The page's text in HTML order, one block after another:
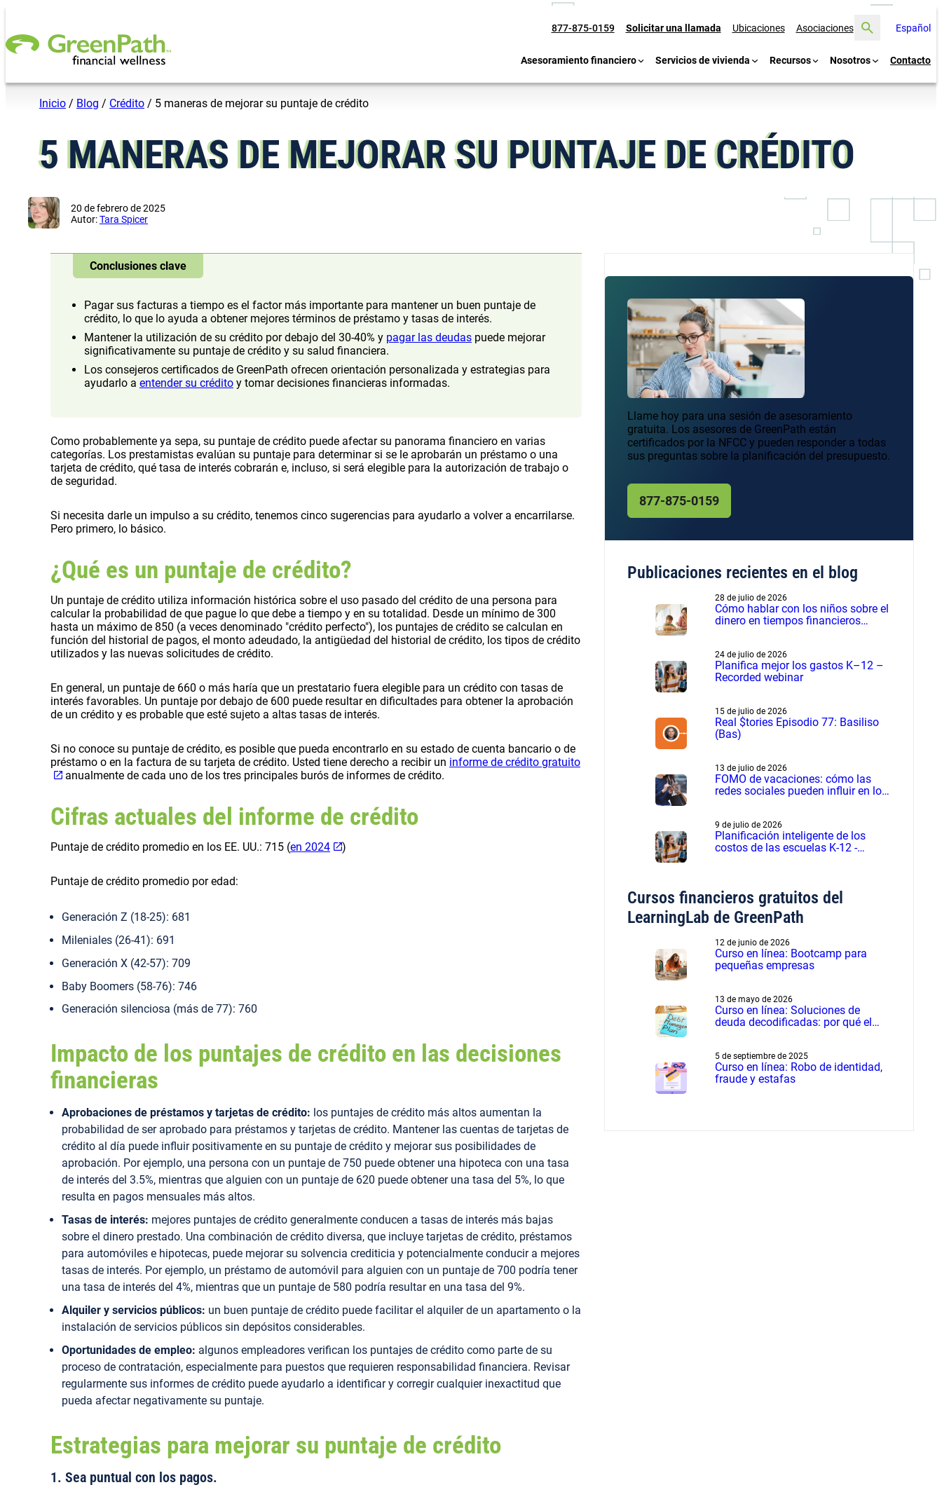
Español
877-875-0159 Solicitar una llamada Ubicaciones Asociaciones
Buscar
Asesoramiento financiero Servicios de vivienda Recursos Nosotros Contacto
Inicio / Blog / Crédito / 5 maneras de mejorar su puntaje de crédito
5 MANERAS DE MEJORAR SU PUNTAJE DE CRÉDITO
20 de febrero de 2025
Autor:Tara Spicer
Conclusiones clave
Pagar sus facturas a tiempo es el factor más importante para mantener un buen puntaje de
crédito, lo que lo ayuda a obtener mejores términos de préstamo y tasas de interés.
Mantener la utilización de su crédito por debajo del 30-40% y pagar las deudas puede mejorar
significativamente su puntaje de crédito y su salud financiera.
Los consejeros certificados de GreenPath ofrecen orientación personalizada y estrategias para
ayudarlo a entender su crédito y tomar decisiones financieras informadas.
Como probablemente ya sepa, su puntaje de crédito puede afectar su panorama financiero en varias
categorías. Los prestamistas evalúan su puntaje para determinar si se le aprobarán un préstamo o una
tarjeta de crédito, qué tasa de interés cobrarán e, incluso, si será elegible para la autorización de trabajo o
de seguridad.
Si necesita darle un impulso a su crédito, tenemos cinco sugerencias para ayudarlo a volver a encarrilarse.
Pero primero, lo básico.
¿Qué es un puntaje de crédito?
Un puntaje de crédito utiliza información histórica sobre el uso pasado del crédito de una persona para
calcular la probabilidad de que pague lo que debe a tiempo y en su totalidad. Desde un mínimo de 300
hasta un máximo de 850 (a veces denominado "crédito perfecto"), los puntajes de crédito se calculan en
función del historial de pagos, el monto adeudado, la antigüedad del historial de crédito, los tipos de crédito
utilizados y las nuevas solicitudes de crédito.
En general, un puntaje de 660 o más haría que un prestatario fuera elegible para un crédito con tasas de
interés favorables. Un puntaje por debajo de 600 puede resultar en dificultades para obtener la aprobación
de un crédito y es probable que esté sujeto a altas tasas de interés.
Si no conoce su puntaje de crédito, es posible que pueda encontrarlo en su estado de cuenta bancario o de
préstamo o en la factura de su tarjeta de crédito. Usted tiene derecho a recibir un informe de crédito gratuito
anualmente de cada uno de los tres principales burós de informes de crédito.
Cifras actuales del informe de crédito
Puntaje de crédito promedio en los EE. UU.: 715 (en 2024 )
Puntaje de crédito promedio por edad:
Generación Z (18-25): 681
Mileniales (26-41): 691
Generación X (42-57): 709
Baby Boomers (58-76): 746
Generación silenciosa (más de 77): 760
Impacto de los puntajes de crédito en las decisiones
financieras
Aprobaciones de préstamos y tarjetas de crédito: los puntajes de crédito más altos aumentan la
probabilidad de ser aprobado para préstamos y tarjetas de crédito. Mantener las cuentas de tarjetas de
crédito al día puede influir positivamente en su puntaje de crédito y mejorar sus posibilidades de
aprobación. Por ejemplo, una persona con un puntaje de 750 puede obtener una hipoteca con una tasa
de interés del 3.5%, mientras que alguien con un puntaje de 620 puede obtener una tasa del 5%, lo que
resulta en pagos mensuales más altos.
Tasas de interés: mejores puntajes de crédito generalmente conducen a tasas de interés más bajas
sobre el dinero prestado. Una combinación de crédito diversa, que incluye tarjetas de crédito, préstamos
para automóviles e hipotecas, puede mejorar su solvencia crediticia y potencialmente conducir a mejores
tasas de interés. Por ejemplo, un préstamo de automóvil para alguien con un puntaje de 700 podría tener
una tasa de interés del 4%, mientras que un puntaje de 580 podría resultar en una tasa del 9%.
Alquiler y servicios públicos: un buen puntaje de crédito puede facilitar el alquiler de un apartamento o la
instalación de servicios públicos sin depósitos considerables.
Oportunidades de empleo: algunos empleadores verifican los puntajes de crédito como parte de su
proceso de contratación, especialmente para puestos que requieren responsabilidad financiera. Revisar
regularmente sus informes de crédito puede ayudarlo a identificar y corregir cualquier inexactitud que
pueda afectar negativamente su puntaje.
Estrategias para mejorar su puntaje de crédito
1. Sea puntual con los pagos.
Llame hoy para una sesión de asesoramiento
gratuita. Los asesores de GreenPath están
certificados por la NFCC y pueden responder a todas
sus preguntas sobre la planificación del presupuesto.
877-875-0159
Publicaciones recientes en el blog
28 de julio de 2026
Cómo hablar con los niños sobre el
dinero en tiempos financieros
24 de julio de 2026
Planifica mejor los gastos K–12 –
Recorded webinar
15 de julio de 2026
Real $tories Episodio 77: Basiliso
(Bas)
13 de julio de 2026
FOMO de vacaciones: cómo las
redes sociales pueden influir en los
9 de julio de 2026
Planificación inteligente de los
costos de las escuelas K-12 -
Cursos financieros gratuitos del
LearningLab de GreenPath
12 de junio de 2026
Curso en línea: Bootcamp para
pequeñas empresas
13 de mayo de 2026
Curso en línea: Soluciones de
deuda decodificadas: por qué el
5 de septiembre de 2025
Curso en línea: Robo de identidad,
fraude y estafas